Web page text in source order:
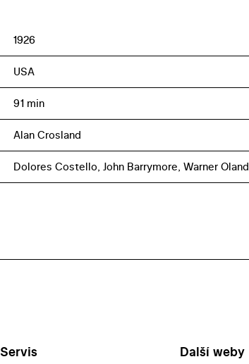
1926
USA
91 min
Alan Crosland
Dolores Costello, John Barrymore, Warner Oland
Servis Další weby